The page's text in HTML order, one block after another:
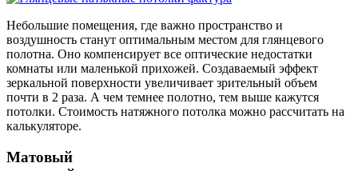
Небольшие помещения, где важно пространство и
воздушность станут оптимальным местом для глянцевого
полотна. Оно компенсирует все оптические недостатки
комнаты или маленькой прихожей. Создаваемый эффект
зеркальной поверхности увеличивает зрительный объем
почти в 2 раза. А чем темнее полотно, тем выше кажутся
потолки. Стоимость натяжного потолка можно рассчитать на
калькуляторе.
Матовый